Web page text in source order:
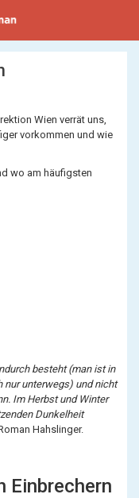
Wien verrät uns,
vorkommen und wie
besteht (man ist in
nur unterwegs) und nicht
Im Herbst und Winter
Dunkelheit
Hahslinger.
Einbrechern